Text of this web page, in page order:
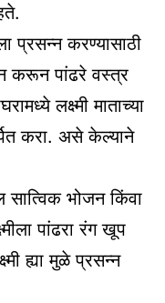
प्रसन्न करण्यासाठी
करून पांढरे वस्त्र
लक्ष्मी माताच्या
करा. असे केल्याने
सात्विक भोजन किंवा
पांढरा रंग खूप
ह्या मुळे प्रसन्न